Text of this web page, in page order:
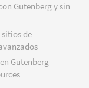
Gutenberg y sin
de
Gutenberg -